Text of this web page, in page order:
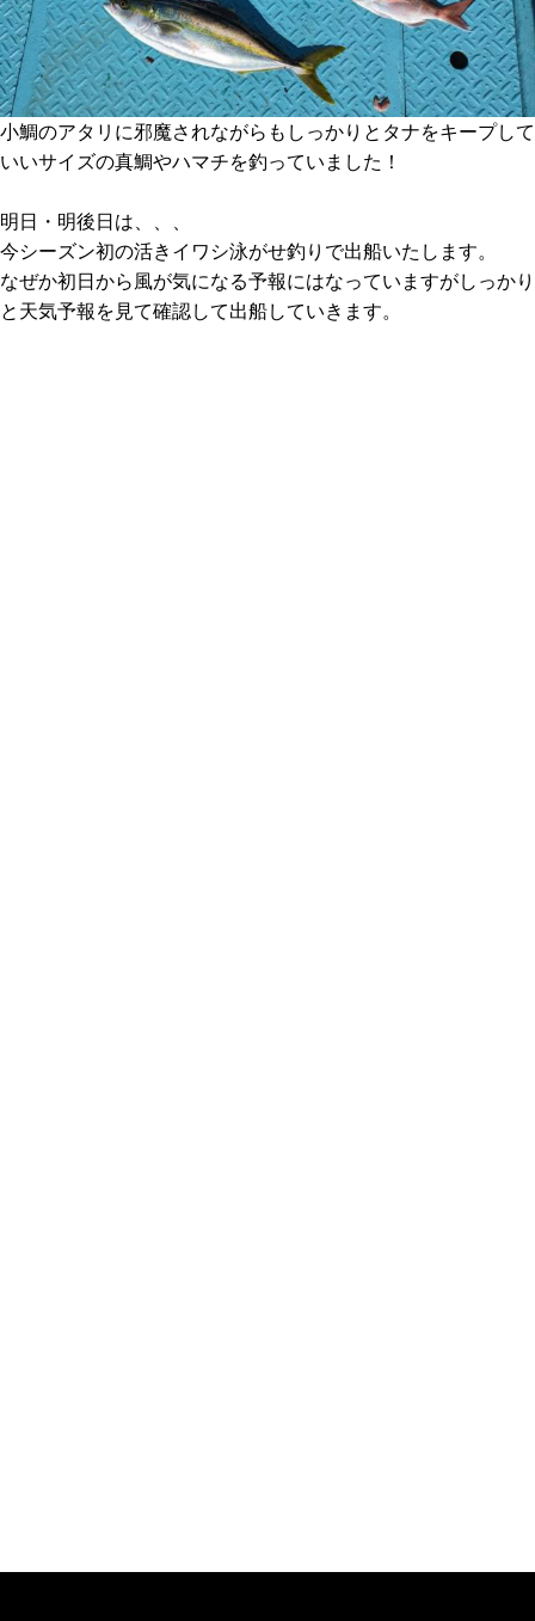
小鯛のアタリに邪魔されながらもしっかりとタナをキープして
いいサイズの真鯛やハマチを釣っていました！
明日・明後日は、、、
今シーズン初の活きイワシ泳がせ釣りで出船いたします。
なぜか初日から風が気になる予報にはなっていますがしっかり
と天気予報を見て確認して出船していきます。